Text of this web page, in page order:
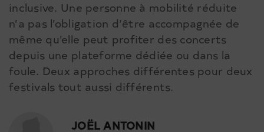
inclusive. Une personne à mobilité réduite
n’a pas l’obligation d’être accompagnée de
même qu’elle peut profiter des concerts
depuis une plateforme dédiée ou dans la
foule. Deux approches différentes pour deux
festivals tout aussi différents.
JOËL ANTONIN